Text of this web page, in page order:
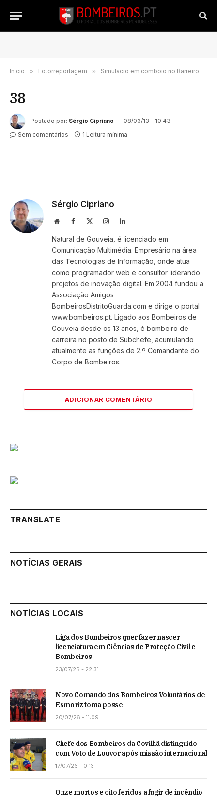
Início » Fotorreportagem » Simulacro em comboio no Barreiro
38
Postado por: Sérgio Cipriano
08/03/13 - 10:43
Sem comentários
1 Leitura mínima
Sérgio Cipriano
WebsiteFacebook InstagramLinkedIn
Natural de Gouveia, é licenciado em
Comunicação Multimédia. Empresário na área
das Tecnologias de Informação, onde atua
como programador web e consultor liderando
projetos de inovação digital. Em 2004 fundou a
Associação Amigos
BombeirosDistritoGuarda.com e dirige o portal
www.bombeiros.pt. Ligado aos Bombeiros de
Gouveia desde os 13 anos, é bombeiro de
carreira no posto de Subchefe, acumulando
atualmente as funções de 2.º Comandante do
Corpo de Bombeiros.
ADICIONAR COMENTÁRIO
TRANSLATE
NOTÍCIAS GERAIS
NOTÍCIAS LOCAIS
Liga dos Bombeiros quer fazer nascer
licenciatura em Ciências de Proteção Civil e
Bombeiros
23/07/26 - 22:31
Novo Comando dos Bombeiros Voluntários de
Esmoriz toma posse
20/07/26 - 11:09
Chefe dos Bombeiros da Covilhã distinguido
com Voto de Louvor após missão internacional
17/07/26 - 0:13
Onze mortos e oito feridos a fugir de incêndio